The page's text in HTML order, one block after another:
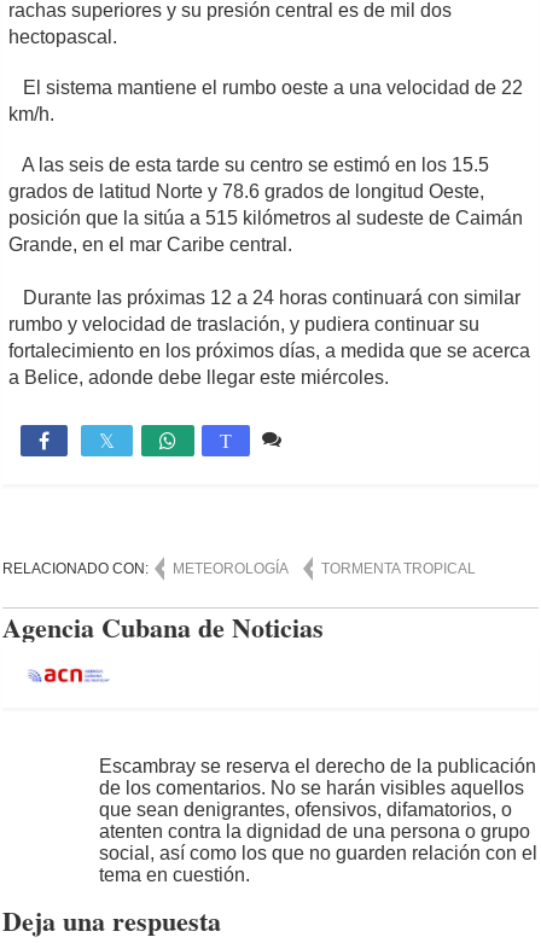
rachas superiores y su presión central es de mil dos
hectopascal.
El sistema mantiene el rumbo oeste a una velocidad de 22
km/h.
A las seis de esta tarde su centro se estimó en los 15.5
grados de latitud Norte y 78.6 grados de longitud Oeste,
posición que la sitúa a 515 kilómetros al sudeste de Caimán
Grande, en el mar Caribe central.
Durante las próximas 12 a 24 horas continuará con similar
rumbo y velocidad de traslación, y pudiera continuar su
fortalecimiento en los próximos días, a medida que se acerca
a Belice, adonde debe llegar este miércoles.
 T
RELACIONADO CON: METEOROLOGÍA TORMENTA TROPICAL
Agencia Cubana de Noticias
Escambray se reserva el derecho de la publicación
de los comentarios. No se harán visibles aquellos
que sean denigrantes, ofensivos, difamatorios, o
atenten contra la dignidad de una persona o grupo
social, así como los que no guarden relación con el
tema en cuestión.
Deja una respuesta